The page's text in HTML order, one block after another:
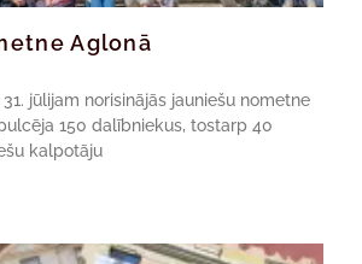
Aglonā
jūlijam norisinājās jauniešu nometne
150 dalībniekus, tostarp 40
kalpotāju